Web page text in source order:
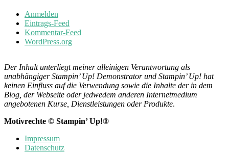
Anmelden
Eintrags-Feed
Kommentar-Feed
WordPress.org
Der Inhalt unterliegt meiner alleinigen Verantwortung als
unabhängiger Stampin’ Up! Demonstrator und Stampin’ Up! hat
keinen Einfluss auf die Verwendung sowie die Inhalte der in dem
Blog, der Webseite oder jedwedem anderen Internetmedium
angebotenen Kurse, Dienstleistungen oder Produkte.
Motivrechte © Stampin’ Up!®
Impressum
Datenschutz